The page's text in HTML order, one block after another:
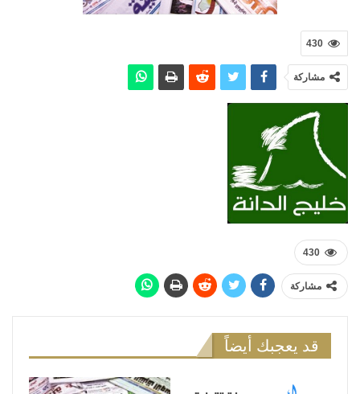
430
مشاركة
430
مشاركة
قد يعجبك أيضاً